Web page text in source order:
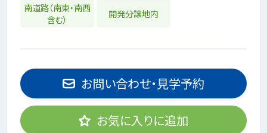
南道路（南東・南西
含む）
開発分譲地内
お問い合わせ・見学予約
お気に入りに追加